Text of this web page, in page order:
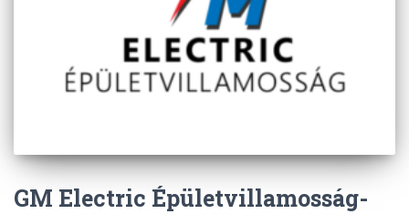
GM Electric Épületvillamosság-